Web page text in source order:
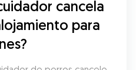
cancela
para